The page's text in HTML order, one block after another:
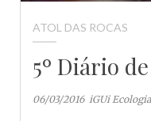
ATOL DAS ROCAS
5º Diário
06/03/2016 iGUi Ecologia